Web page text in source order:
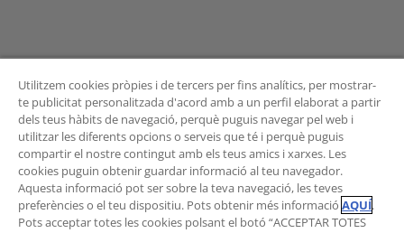
BUTLLETÍ
Vols rebre les novetats de l'Àrea de Mobilitat?
Utilitzem cookies pròpies i de tercers per fins analítics, per mostrar-
te publicitat personalitzada d'acord amb a un perfil elaborat a partir
dels teus hàbits de navegació, perquè puguis navegar pel web i
utilitzar les diferents opcions o serveis que té i perquè puguis
compartir el nostre contingut amb els teus amics i xarxes. Les
cookies puguin obtenir guardar informació al teu navegador.
Aquesta informació pot ser sobre la teva navegació, les teves
preferències o el teu dispositiu. Pots obtenir més informació AQUÍ.
Pots acceptar totes les cookies polsant el botó “ACCEPTAR TOTES